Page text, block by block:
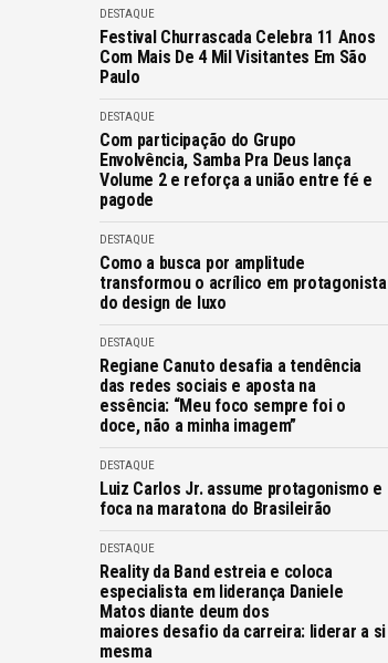
DESTAQUE
Festival Churrascada Celebra 11 Anos
Com Mais De 4 Mil Visitantes Em São
Paulo
DESTAQUE
Com participação do Grupo
Envolvência, Samba Pra Deus lança
Volume 2 e reforça a união entre fé e
pagode
DESTAQUE
Como a busca por amplitude
transformou o acrílico em protagonista
do design de luxo
DESTAQUE
Regiane Canuto desafia a tendência
das redes sociais e aposta na
essência: “Meu foco sempre foi o
doce, não a minha imagem”
DESTAQUE
Luiz Carlos Jr. assume protagonismo e
foca na maratona do Brasileirão
DESTAQUE
Reality da Band estreia e coloca
especialista em liderança Daniele
Matos diante deum dos
maiores desafio da carreira: liderar a si
mesma